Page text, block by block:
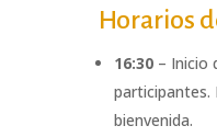
Horarios
16:30– Inicio
participantes.
bienvenida.